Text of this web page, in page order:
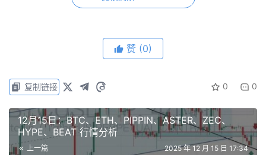
杆”，随后盘整形成“旗面”，接着价格再度急速下跌。很多人
跌。走势如预期一致，在假突破后立即开始下跌。
4小时图显示跌势可能继续，接下来有两种情况：要么直接
赞 (0)
0 0
复制链接
12月15日：BTC、ETH、PIPPIN、ASTER、ZEC、
HYPE、BEAT 行情分析
上一篇 2025 年 12 月 15 日 17:34